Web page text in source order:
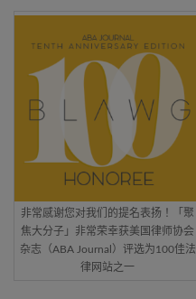
非常感谢您对我们的提名表扬！「聚
焦大分子」非常荣幸获美国律师协会
杂志（ABA Journal）评选为100佳法
律网站之一